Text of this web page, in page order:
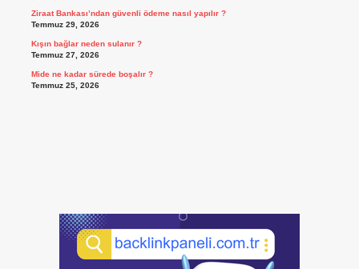
Ziraat Bankası’ndan güvenli ödeme nasıl yapılır ?
Temmuz 29, 2026
Kışın bağlar neden sulanır ?
Temmuz 27, 2026
Mide ne kadar sürede boşalır ?
Temmuz 25, 2026